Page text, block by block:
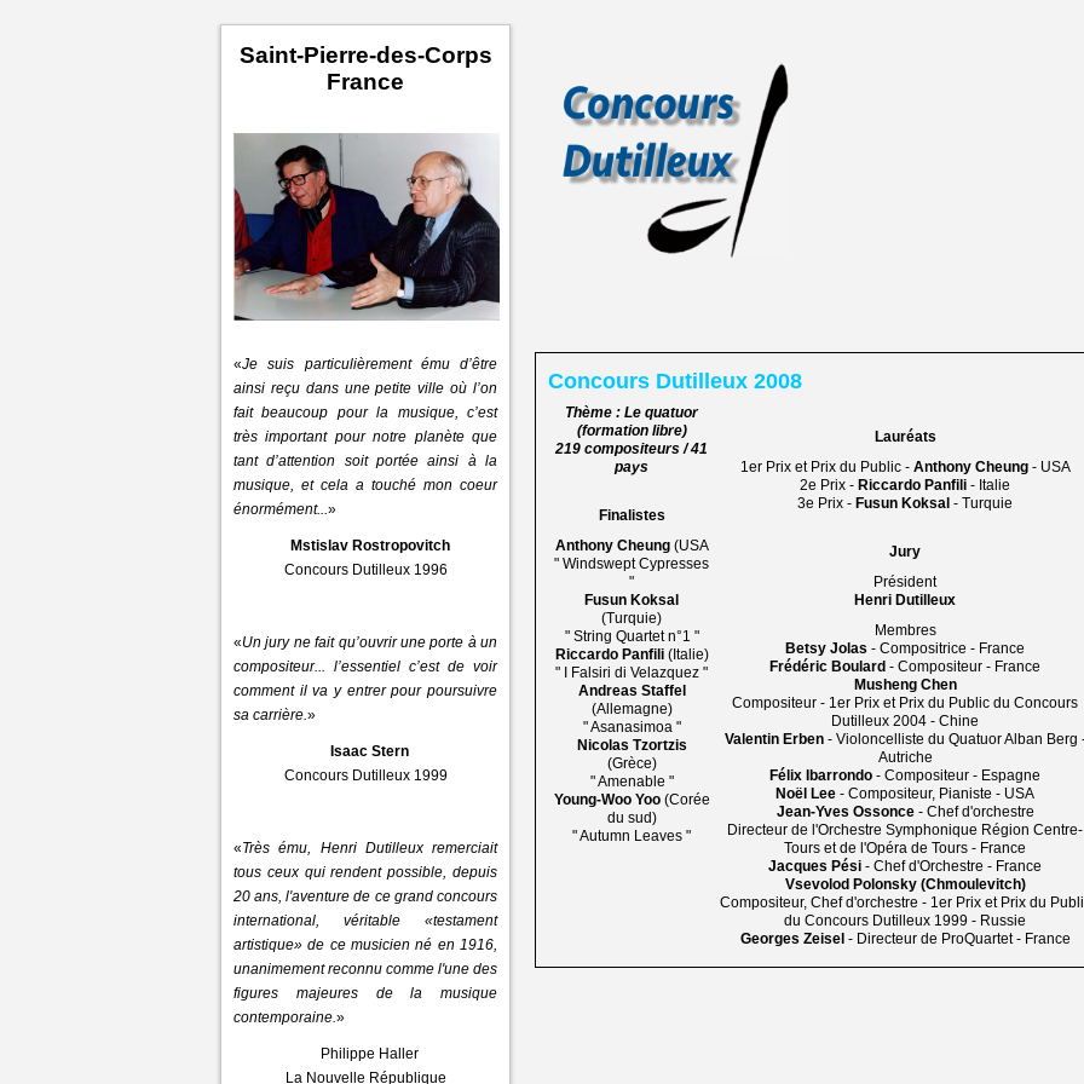
Saint-Pierre-des-Corps
France
«Je suis particulièrement ému d’être
ainsi reçu dans une petite ville où l’on
fait beaucoup pour la musique, c’est
très important pour notre planète que
tant d’attention soit portée ainsi à la
musique, et cela a touché mon coeur
énormément...»
Mstislav Rostropovitch
Concours Dutilleux 1996
«Un jury ne fait qu’ouvrir une porte à un
compositeur... l’essentiel c’est de voir
comment il va y entrer pour poursuivre
sa carrière.»
Isaac Stern
Concours Dutilleux 1999
«Très ému, Henri Dutilleux remerciait
tous ceux qui rendent possible, depuis
20 ans, l'aventure de ce grand concours
international, véritable «testament
artistique» de ce musicien né en 1916,
unanimement reconnu comme l'une des
figures majeures de la musique
contemporaine.»
Philippe Haller
La Nouvelle République
Concours Dutilleux 2008
Thème : Le quatuor
(formation libre)
219 compositeurs / 41
pays
Finalistes
Anthony Cheung(USA
" Windswept Cypresses
"
Fusun Koksal
(Turquie)
" String Quartet n°1 "
Riccardo Panfili(Italie)
" I Falsiri di Velazquez "
Andreas Staffel
(Allemagne)
" Asanasimoa "
Nicolas Tzortzis
(Grèce)
" Amenable "
Young-Woo Yoo(Corée
du sud)
" Autumn Leaves "
Lauréats
1er Prix et Prix du Public - Anthony Cheung- USA
2e Prix - Riccardo Panfili - Italie
3e Prix - Fusun Koksal - Turquie
Jury
Président
Henri Dutilleux
Membres
Betsy Jolas - Compositrice - France
Frédéric Boulard - Compositeur - France
Musheng Chen
Compositeur - 1er Prix et Prix du Public du Concours
Dutilleux 2004 - Chine
Valentin Erben- Violoncelliste du Quatuor Alban Berg
Autriche
Félix Ibarrondo - Compositeur - Espagne
Noël Lee - Compositeur, Pianiste - USA
Jean-Yves Ossonce- Chef d'orchestre
Directeur de l'Orchestre Symphonique Région Centre-
Tours et de l'Opéra de Tours - France
Jacques Pési - Chef d'Orchestre - France
Vsevolod Polonsky (Chmoulevitch)
Compositeur, Chef d'orchestre - 1er Prix et Prix du
du Concours Dutilleux 1999 - Russie
Georges Zeisel - Directeur de ProQuartet - France